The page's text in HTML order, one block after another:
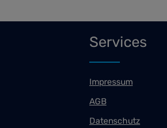
Services
Impressum
AGB
Datenschutz